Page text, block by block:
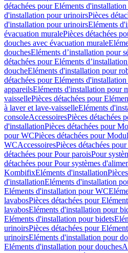
détachées pour Eléments
d'installation pour urinoirsPièces
d'installation pour urinoirsEléments
évacuation muralePièces détachées
douches avec évacuation murale
douchesEléments d’installation pour
détachées pour Eléments
doucheEléments d'installation pour
détachées pour Eléments
appareilsEléments d'installation pour
vaissellePièces détachées pour
à laver et lave-vaisselleEléments
consoleAccessoiresPièces détachées
d'installationPièces détachées pour
pour WCPièces détachées pour
WCAccessoiresPièces détachées
détachées pour Pour paroisPour
détachées pour Pour systèmes
KombifixEléments d'installation
d'installationEléments d'installation
Eléments d'installation pour WC
lavabosPièces détachées pour
lavabosEléments d'installation pour
Eléments d'installation pour bidets
urinoirsPièces détachées pour
urinoirsEléments d'installation pour
Eléments d'installation pour douches